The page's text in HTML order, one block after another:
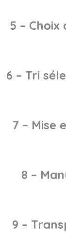
5 –
6 – Tri
7 – Mise
8 –
9 –